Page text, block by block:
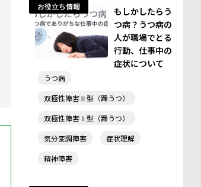
お役立ち情報
もしかしたらう
つ病？うつ病の
人が職場でとる
行動、仕事中の
症状について
うつ病
双極性障害Ⅱ型（躁うつ）
双極性障害Ⅰ型（躁うつ）
気分変調障害
症状理解
精神障害